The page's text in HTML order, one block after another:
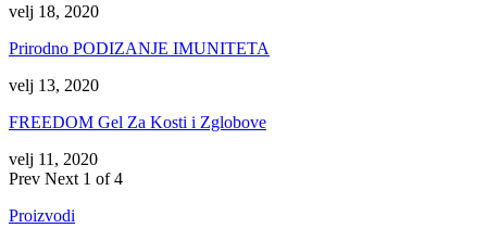
velj 18, 2020
Prirodno PODIZANJE IMUNITETA
velj 13, 2020
FREEDOM Gel Za Kosti i Zglobove
velj 11, 2020
Prev Next 1 of 4
Proizvodi